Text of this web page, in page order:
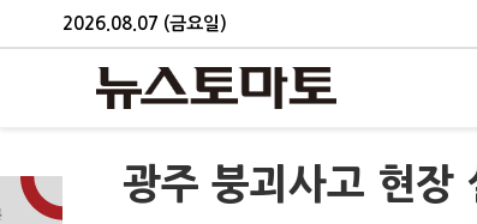
2026.08.07 (금요일)
광주 붕괴사고 현장